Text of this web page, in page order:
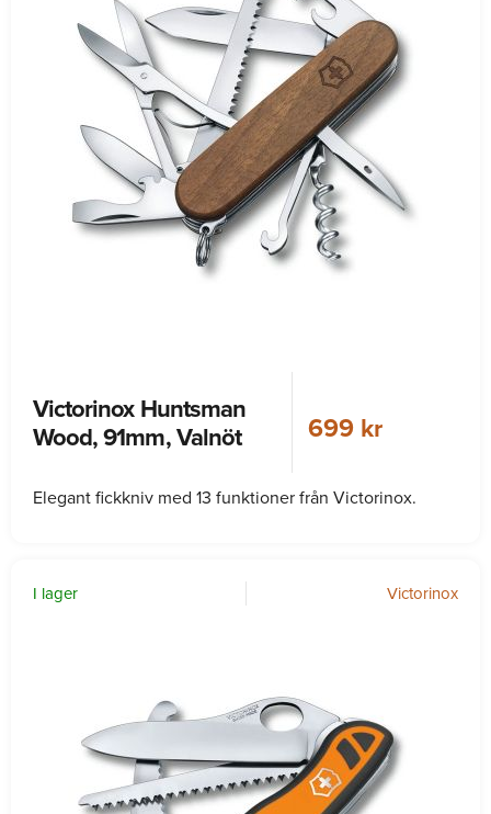
Victorinox Huntsman
Wood, 91mm, Valnöt
699 kr
Elegant fickkniv med 13 funktioner från Victorinox.
I lager Victorinox